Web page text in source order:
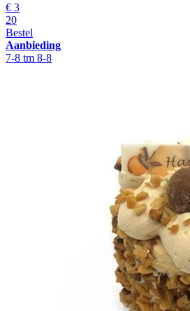
€ 3
20
Bestel
Aanbieding
7-8 tm 8-8